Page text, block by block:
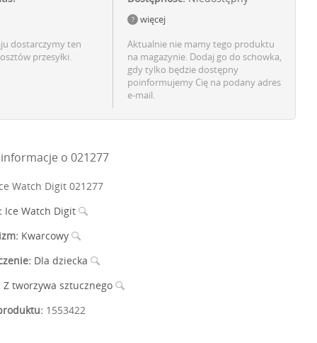
dostarczymy ten
przesyłki.
więcej
Aktualnie nie mamy tego produktu
na magazynie. Dodaj go do schowka,
gdy tylko będzie dostępny
poinformujemy Cię na podany adres
e-mail.
o 021277
Watch Digit 021277
Ice Watch Digit
Kwarcowy
Dla dziecka
Z tworzywa sztucznego
1553422